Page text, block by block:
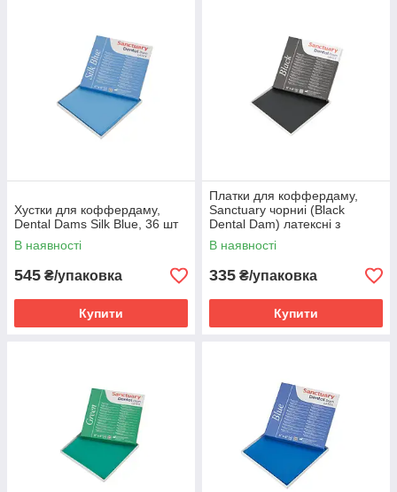
Хустки для коффердаму,
Dental Dams Silk Blue, 36 шт
В наявності
545 ₴/упаковка
Купити
Платки для коффердаму,
Sanctuary чорниі (Black
Dental Dam) латексні з
ароматом м'яти, (152мм х
152мм) 36шт
В наявності
335 ₴/упаковка
Купити